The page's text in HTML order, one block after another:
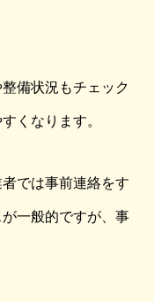
備状況もチェック
くなります。
では事前連絡をす
一般的ですが、事